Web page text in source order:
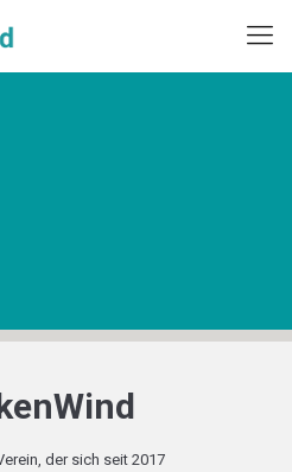
der sich seit 2017